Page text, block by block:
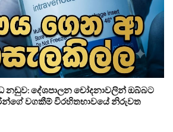
නඩුව: දේශපාලන චෝදනාවලින් ඔබ්බට
වගකීම් විරහිතභාවයේ නිරුවත